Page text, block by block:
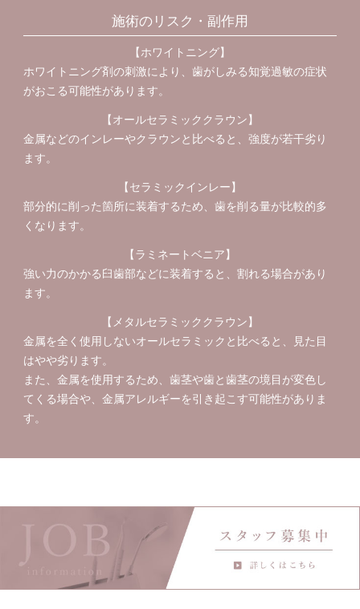
施術のリスク・副作用
【ホワイトニング】
ホワイトニング剤の刺激により、歯がしみる知覚過敏の症状
がおこる可能性があります。
【オールセラミッククラウン】
金属などのインレーやクラウンと比べると、強度が若干劣り
ます。
【セラミックインレー】
部分的に削った箇所に装着するため、歯を削る量が比較的多
くなります。
【ラミネートベニア】
強い力のかかる臼歯部などに装着すると、割れる場合があり
ます。
【メタルセラミッククラウン】
金属を全く使用しないオールセラミックと比べると、見た目
はやや劣ります。
また、金属を使用するため、歯茎や歯と歯茎の境目が変色し
てくる場合や、金属アレルギーを引き起こす可能性がありま
す。